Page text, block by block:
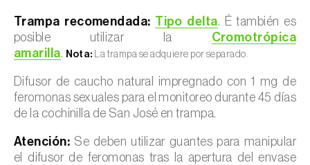
Trampa recomendada: Tipo delta. É también es
posible utilizar la Cromotrópica
amarilla. Nota: La trampa se adquiere por separado.
Difusor de caucho natural impregnado con 1 mg de
feromonas sexuales para el monitoreo durante 45 días
de la cochinilla de San José en trampa.
Atención: Se deben utilizar guantes para manipular
el difusor de feromonas tras la apertura del envase